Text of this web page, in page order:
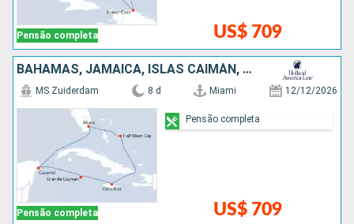
Pensão completa US$ 709
BAHAMAS, JAMAICA, ISLAS CAIMÁN, MÉXICO, ESTADOS UNIDOS
Pensão completa
MS Zuiderdam 8 d Miami 12/12/2026
US$ 709
Pensão completa